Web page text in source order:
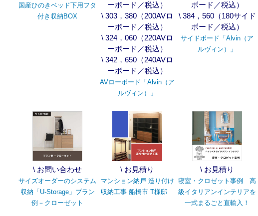
国産ひのきベッド下用フタ
付き収納BOX
ーボード／税込）
\ 303，380（200AVロ
ーボード／税込）
\ 324，060（220AVロ
ーボード／税込）
\ 342，650（240AVロ
ーボード／税込）
AVローボード「Alvin（ア
ルヴィン）」
ボード／税込）
\ 384，560（180サイド
ボード／税込）
サイドボード「Alvin（ア
ルヴィン）」
\ お問い合わせ
サイズオーダーのシステム
収納「U-Storage」プラン
例－クローゼット
\ お見積り
マンション納戸 造り付け
収納工事 船橋市 T様邸
\ お見積り
寝室・クロゼット事例 高
級イタリアンインテリアを
一式まるごと直輸入！